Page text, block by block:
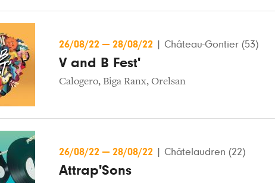
26/08/22 — 28/08/22 Château-Gontier (53)
V and B Fest'
Calogero, Biga Ranx, Orelsan
26/08/22 — 28/08/22 Châtelaudren (22)
Attrap'Sons